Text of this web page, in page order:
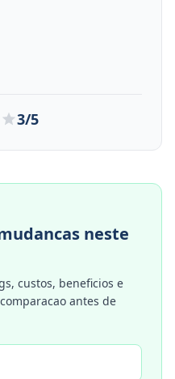
3/5
neste
custos, beneficios e
antes de